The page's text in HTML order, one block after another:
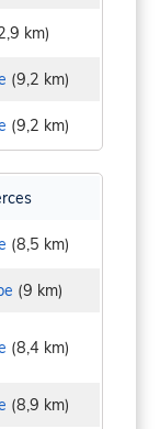
km)
(9,2 km)
(9,2 km)
(8,5 km)
(9 km)
(8,4 km)
(8,9 km)